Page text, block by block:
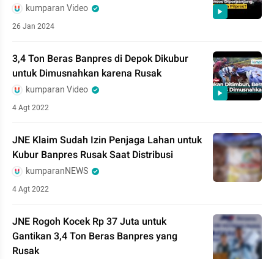
kumparan Video
26 Jan 2024
3,4 Ton Beras Banpres di Depok Dikubur
untuk Dimusnahkan karena Rusak
kumparan Video
4 Agt 2022
JNE Klaim Sudah Izin Penjaga Lahan untuk
Kubur Banpres Rusak Saat Distribusi
kumparanNEWS
4 Agt 2022
JNE Rogoh Kocek Rp 37 Juta untuk
Gantikan 3,4 Ton Beras Banpres yang
Rusak